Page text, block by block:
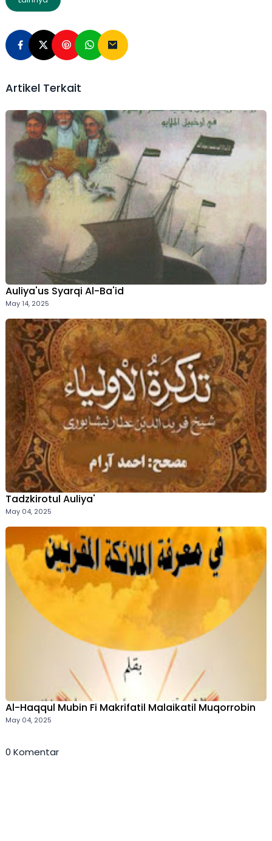
Artikel Terkait
Auliya'us Syarqi Al-Ba'id
May 14, 2025
Tadzkirotul Auliya'
May 04, 2025
Al-Haqqul Mubin Fi Makrifatil Malaikatil Muqorrobin
May 04, 2025
0 Komentar